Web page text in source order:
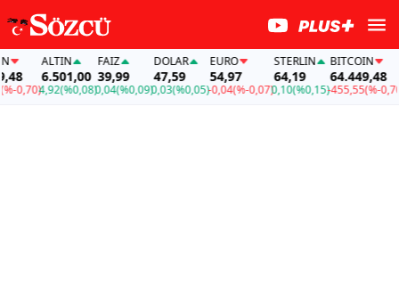
ALTIN
6.501,00
4,92(%0,08)
FAİZ
39,99
0,04(%0,09)
DOLAR
47,59
0,03(%0,05)
EURO
54,97
-0,04(%-0,07)
STERLIN
64,19
0,10(%0,15)
BITCOIN
64.449,48
-455,55(%-0,70)